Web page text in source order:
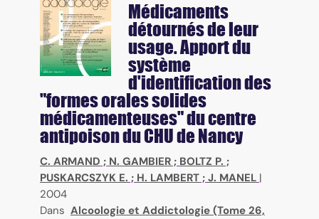
Médicaments
détournés de leur
usage. Apport du
système
d'identification des
"formes orales solides
médicamenteuses" du centre
antipoison du CHU de Nancy
C. ARMAND ; N. GAMBIER ; BOLTZ P. ;
PUSKARCSZYK E. ; H. LAMBERT ; J. MANEL |
2004
Dans Alcoologie et Addictologie (Tome 26,